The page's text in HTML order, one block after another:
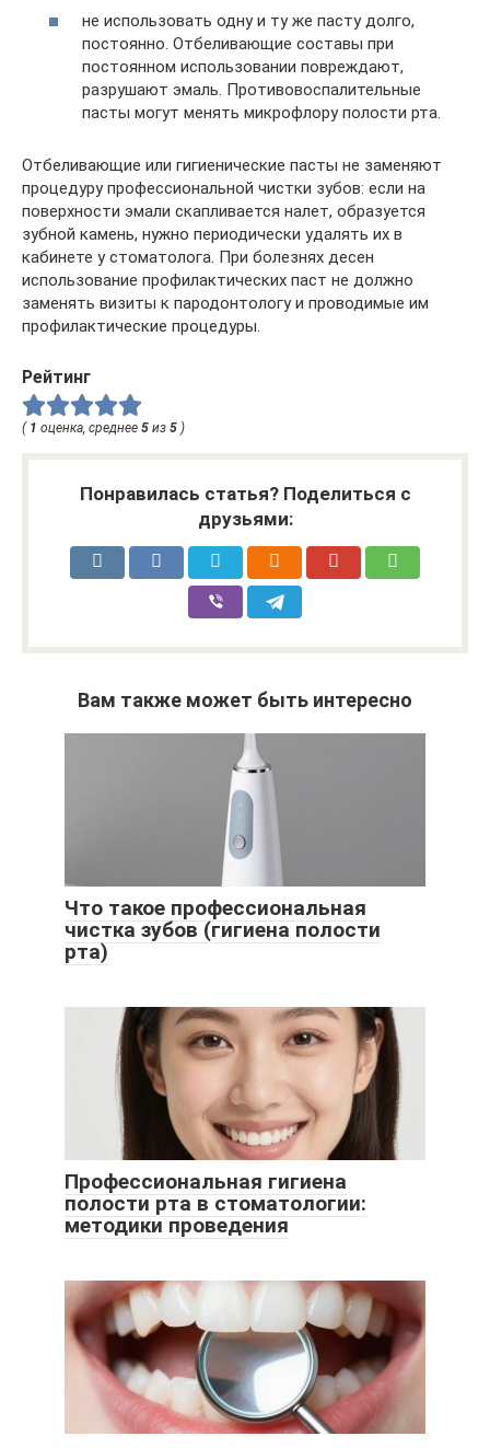
не использовать одну и ту же пасту долго,
постоянно. Отбеливающие составы при
постоянном использовании повреждают,
разрушают эмаль. Противовоспалительные
пасты могут менять микрофлору полости рта.
Отбеливающие или гигиенические пасты не заменяют
процедуру профессиональной чистки зубов: если на
поверхности эмали скапливается налет, образуется
зубной камень, нужно периодически удалять их в
кабинете у стоматолога. При болезнях десен
использование профилактических паст не должно
заменять визиты к пародонтологу и проводимые им
профилактические процедуры.
Рейтинг
( 1 оценка, среднее 5 из 5 )
Понравилась статья? Поделиться с
друзьями:
Вам также может быть интересно
Что такое профессиональная
чистка зубов (гигиена полости
рта)
Профессиональная гигиена
полости рта в стоматологии:
методики проведения